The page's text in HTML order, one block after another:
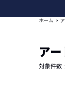
ブランド
新着アイ
編集部の
ホーム
アー
対象件数 :